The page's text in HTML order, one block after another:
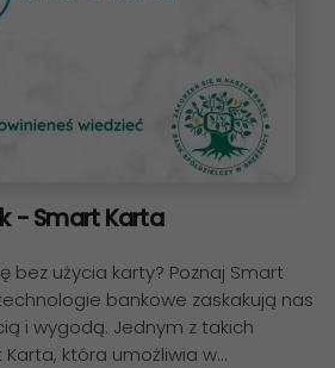
- Smart Karta
bez użycia karty? Poznaj Smart
bankowe zaskakują nas
i wygodą. Jednym z takich
która umożliwia w…